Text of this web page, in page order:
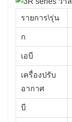
รายการ\รุ่น
ก
เอบี
เครื่องปรับ
อากาศ
บี